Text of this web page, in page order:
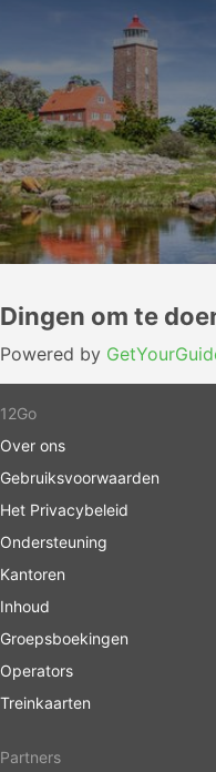
Dingen om te
Powered by
12Go
Over ons
Gebruiksvoorwaarden
Het Privacybeleid
Ondersteuning
Kantoren
Inhoud
Groepsboekingen
Operators
Treinkaarten
Partners